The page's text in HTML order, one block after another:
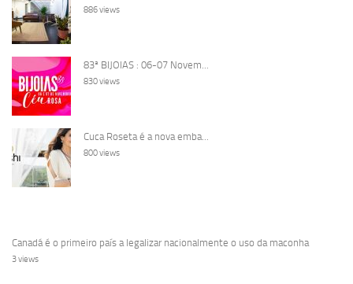
886 views
83ª BIJOIAS : 06-07 Novem...
830 views
Cuca Roseta é a nova emba...
800 views
Canadá é o primeiro país a legalizar nacionalmente o uso da maconha
3 views